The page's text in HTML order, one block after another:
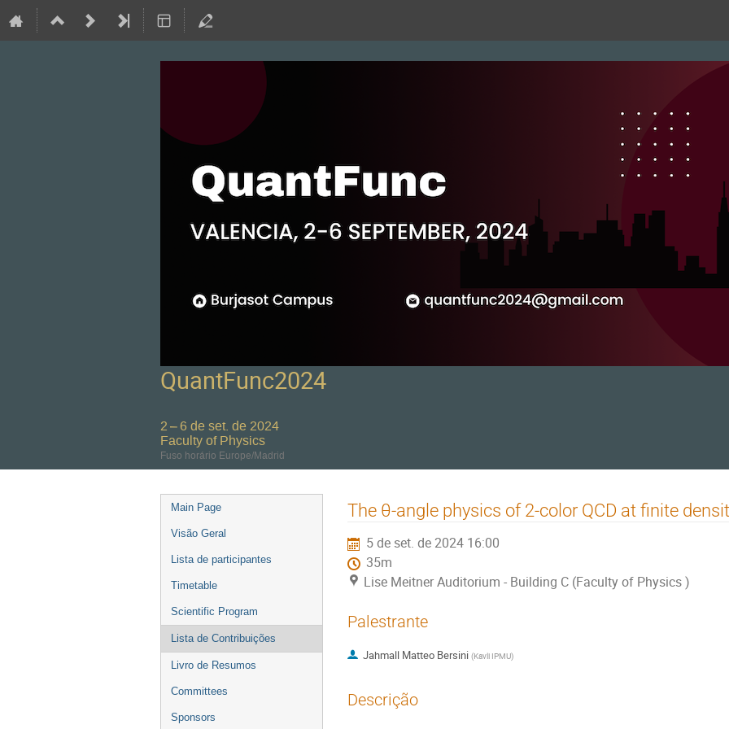
QuantFunc2024
2 – 6 de set. de 2024
Faculty of Physics
Fuso horário Europe/Madrid
Event
menu
Main Page
Visão Geral
Lista de participantes
Timetable
Scientific Program
Lista de Contribuições
Livro de Resumos
Committees
Sponsors
The θ-angle physics of 2-color QCD at finite
5 de set. de 2024 16:00
35m
Lise Meitner Auditorium - Building C (Faculty of Physics )
Palestrante
Jahmall Matteo Bersini (Kavli IPMU)
Descrição